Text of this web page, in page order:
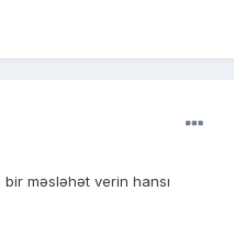
məsləhət verin hansı